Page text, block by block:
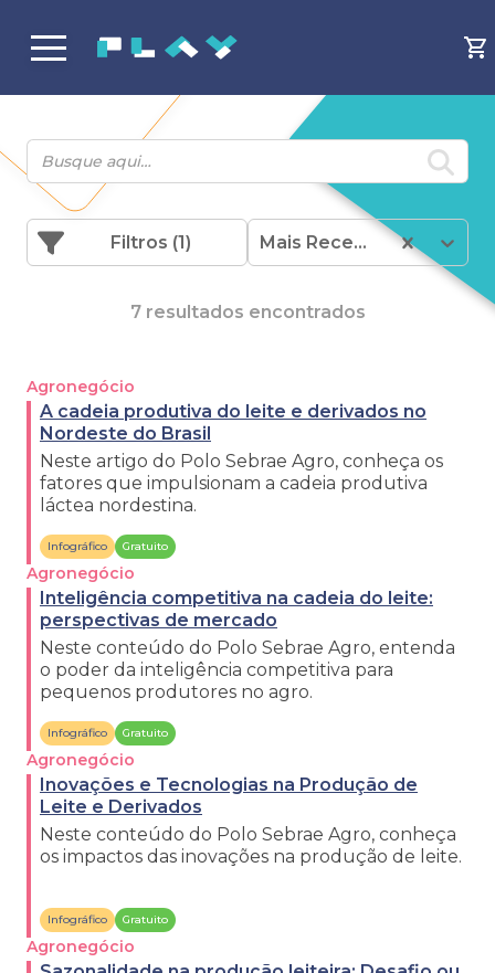
Filtros (1) Mais Recentes
7 resultados encontrados
Agronegócio
A cadeia produtiva do leite e derivados no
Nordeste do Brasil
Neste artigo do Polo Sebrae Agro, conheça os
fatores que impulsionam a cadeia produtiva
láctea nordestina.
Infográfico Gratuito
Agronegócio
Inteligência competitiva na cadeia do leite:
perspectivas de mercado
Neste conteúdo do Polo Sebrae Agro, entenda
o poder da inteligência competitiva para
pequenos produtores no agro.
Infográfico Gratuito
Agronegócio
Inovações e Tecnologias na Produção de
Leite e Derivados
Neste conteúdo do Polo Sebrae Agro, conheça
os impactos das inovações na produção de leite.
Infográfico Gratuito
Agronegócio